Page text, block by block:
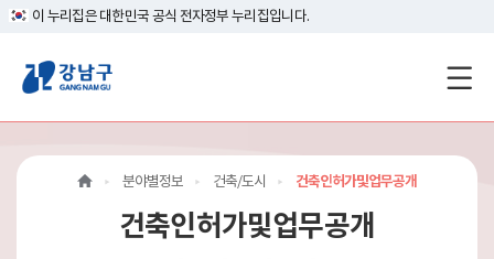
이 누리집은 대한민국 공식 전자정부 누리집입니다.
강
남
구
분야별정보 건축/도시 건축인허가및업무공개
건축인허가및업무공개